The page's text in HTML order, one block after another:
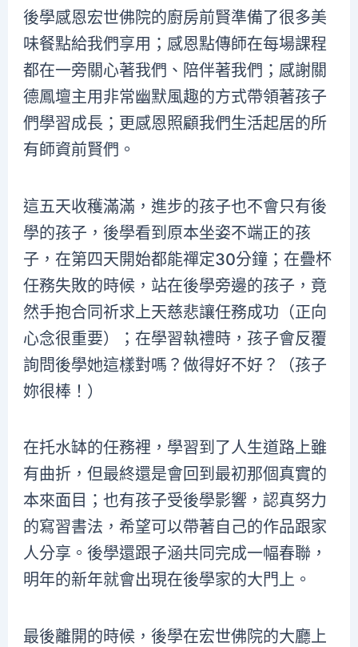
後學感恩宏世佛院的廚房前賢準備了很多美
味餐點給我們享用；感恩點傳師在每場課程
都在一旁關心著我們、陪伴著我們；感謝關
德鳳壇主用非常幽默風趣的方式帶領著孩子
們學習成長；更感恩照顧我們生活起居的所
有師資前賢們。
這五天收穫滿滿，進步的孩子也不會只有後
學的孩子，後學看到原本坐姿不端正的孩
子，在第四天開始都能禪定30分鐘；在疊杯
任務失敗的時候，站在後學旁邊的孩子，竟
然手抱合同祈求上天慈悲讓任務成功（正向
心念很重要）；在學習執禮時，孩子會反覆
詢問後學她這樣對嗎？做得好不好？（孩子
妳很棒！）
在托水缽的任務裡，學習到了人生道路上雖
有曲折，但最終還是會回到最初那個真實的
本來面目；也有孩子受後學影響，認真努力
的寫習書法，希望可以帶著自己的作品跟家
人分享。後學還跟子涵共同完成一幅春聯，
明年的新年就會出現在後學家的大門上。
最後離開的時候，後學在宏世佛院的大廳上